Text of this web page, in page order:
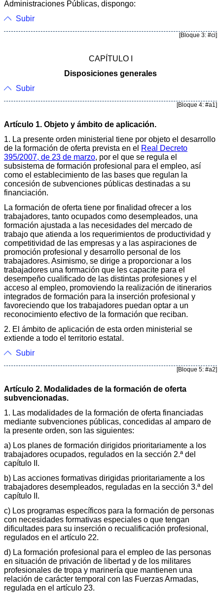
Administraciones Públicas, dispongo:
Subir
[Bloque 3: #ci]
CAPÍTULO I
Disposiciones generales
Subir
[Bloque 4: #a1]
Artículo 1. Objeto y ámbito de aplicación.
1. La presente orden ministerial tiene por objeto el desarrollo
de la formación de oferta prevista en el Real Decreto
395/2007, de 23 de marzo, por el que se regula el
subsistema de formación profesional para el empleo, así
como el establecimiento de las bases que regulan la
concesión de subvenciones públicas destinadas a su
financiación.
La formación de oferta tiene por finalidad ofrecer a los
trabajadores, tanto ocupados como desempleados, una
formación ajustada a las necesidades del mercado de
trabajo que atienda a los requerimientos de productividad y
competitividad de las empresas y a las aspiraciones de
promoción profesional y desarrollo personal de los
trabajadores. Asimismo, se dirige a proporcionar a los
trabajadores una formación que les capacite para el
desempeño cualificado de las distintas profesiones y el
acceso al empleo, promoviendo la realización de itinerarios
integrados de formación para la inserción profesional y
favoreciendo que los trabajadores puedan optar a un
reconocimiento efectivo de la formación que reciban.
2. El ámbito de aplicación de esta orden ministerial se
extiende a todo el territorio estatal.
Subir
[Bloque 5: #a2]
Artículo 2. Modalidades de la formación de oferta
subvencionadas.
1. Las modalidades de la formación de oferta financiadas
mediante subvenciones públicas, concedidas al amparo de
la presente orden, son las siguientes:
a) Los planes de formación dirigidos prioritariamente a los
trabajadores ocupados, regulados en la sección 2.ª del
capítulo II.
b) Las acciones formativas dirigidas prioritariamente a los
trabajadores desempleados, reguladas en la sección 3.ª del
capítulo II.
c) Los programas específicos para la formación de personas
con necesidades formativas especiales o que tengan
dificultades para su inserción o recualificación profesional,
regulados en el artículo 22.
d) La formación profesional para el empleo de las personas
en situación de privación de libertad y de los militares
profesionales de tropa y marinería que mantienen una
relación de carácter temporal con las Fuerzas Armadas,
regulada en el artículo 23.